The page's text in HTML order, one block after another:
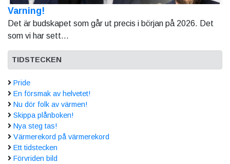
Varning!
Det är budskapet som går ut precis i början på 2026. Det
som vi har sett...
TIDSTECKEN
Pride
En försmak av helvetet!
Nu dör folk av värmen!
Skippa plånboken!
Nya steg tas!
Värmerekord på värmerekord
Ett tidstecken
Förvriden bild